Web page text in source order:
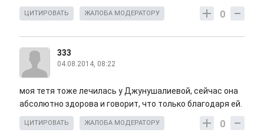
0
ЦИТИРОВАТЬ ЖАЛОБА МОДЕРАТОРУ
333
04.08.2014, 08:22
моя тетя тоже лечилась у Джунушалиевой, сейчас она
абсолютно здорова и говорит, что только благодаря ей.
0
ЦИТИРОВАТЬ ЖАЛОБА МОДЕРАТОРУ